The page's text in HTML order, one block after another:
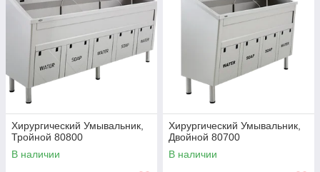
Хирургический Умывальник,
Тройной 80800
В наличии
Хирургический Умывальник,
Двойной 80700
В наличии